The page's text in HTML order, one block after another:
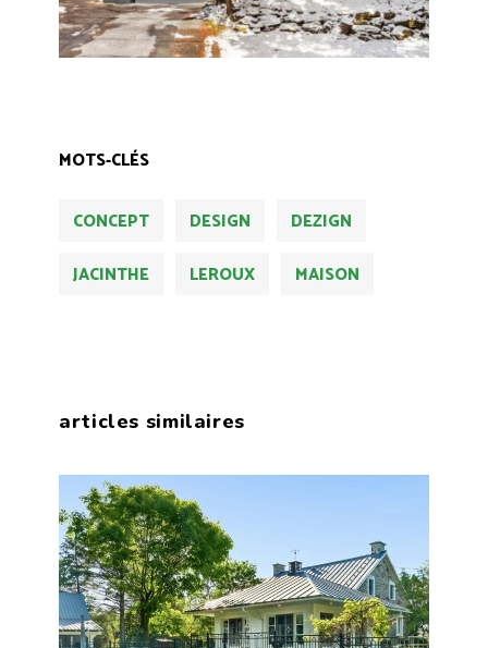
MOTS-CLÉS
CONCEPT DESIGN
DEZIGN
JACINTHE
LEROUX MAISON
articles similaires